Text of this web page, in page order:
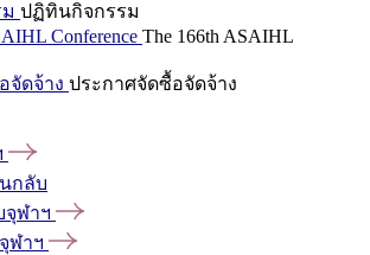
ปฏิทินกิจกรรม
Conference The 166th ASAIHL
จัดจ้าง ประกาศจัดซื้อจัดจ้าง
กลับ
จุฬาฯ
ฬาฯ